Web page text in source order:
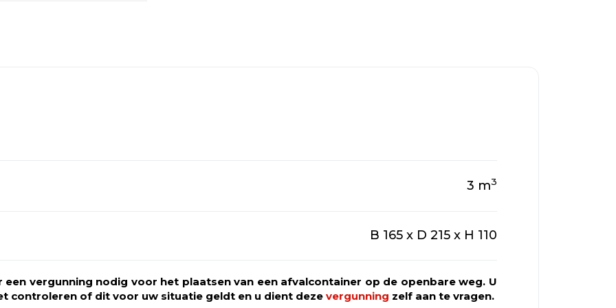
3 m3
B 165 x D 215 x H 110
een vergunning nodig voor het plaatsen van een afvalcontainer op de openbare weg. U
controleren of dit voor uw situatie geldt en u dient deze vergunning zelf aan te vragen.